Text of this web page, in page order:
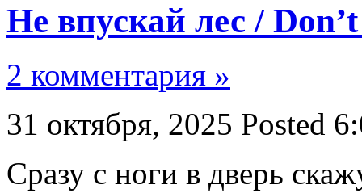
Не впускай лес /
2 комментария »
31 октября, 2025 Posted
Сразу с ноги в дверь